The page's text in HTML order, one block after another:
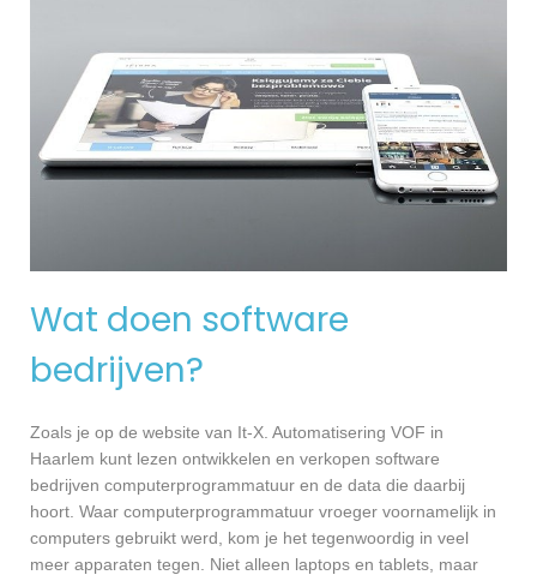
Wat doen software
bedrijven?
Zoals je op de website van It-X. Automatisering VOF in
Haarlem kunt lezen ontwikkelen en verkopen software
bedrijven computerprogrammatuur en de data die daarbij
hoort. Waar computerprogrammatuur vroeger voornamelijk in
computers gebruikt werd, kom je het tegenwoordig in veel
meer apparaten tegen. Niet alleen laptops en tablets, maar